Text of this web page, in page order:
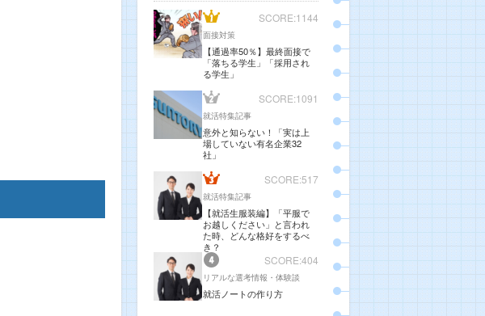
SCORE:1144
面接対策
【通過率50％】最終面接で
「落ちる学生」「採用され
る学生」
SCORE:1091
就活特集記事
意外と知らない！「実は上
場していない有名企業32
社」
SCORE:517
就活特集記事
【就活生服装編】「平服で
お越しください」と言われ
た時、どんな格好をするべ
き？
SCORE:404
リアルな選考情報・体験談
就活ノートの作り方